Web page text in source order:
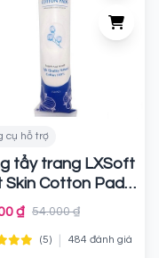
cụ hỗ trợ
tẩy trang LXSoft
Skin Cotton Pads
Chính hãng
₫ 54.000 ₫
(5) 484 đánh giá